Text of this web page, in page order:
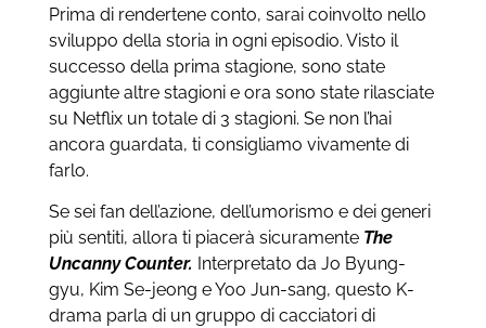
Prima di rendertene conto, sarai coinvolto nello
sviluppo della storia in ogni episodio. Visto il
successo della prima stagione, sono state
aggiunte altre stagioni e ora sono state rilasciate
su Netflix un totale di 3 stagioni. Se non l’hai
ancora guardata, ti consigliamo vivamente di
farlo.
Se sei fan dell’azione, dell’umorismo e dei generi
più sentiti, allora ti piacerà sicuramente The
Uncanny Counter. Interpretato da Jo Byung-
gyu, Kim Se-jeong e Yoo Jun-sang, questo K-
drama parla di un gruppo di cacciatori di